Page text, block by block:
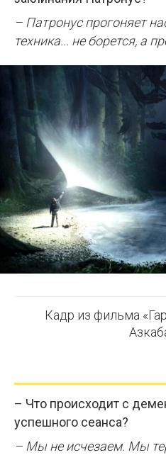
– Патронус прогоняет
техника... не борется, а
Кадр из фильма
– Что происходит с
успешного сеанса?
– Мы не исчезаем. Мы